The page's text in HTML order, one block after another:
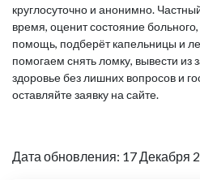
круглосуточно и анонимно.
время, оценит состояние
помощь, подберёт капельницы и
помогаем снять ломку, вывести из
здоровье без лишних вопросов и
оставляйте заявку на сайте.
Дата обновления: 17 Декабря